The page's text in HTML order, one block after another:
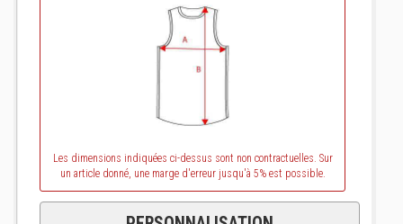
Les dimensions indiquées ci-dessus sont non contractuelles. Sur
un article donné, une marge d'erreur jusqu'à 5% est possible.